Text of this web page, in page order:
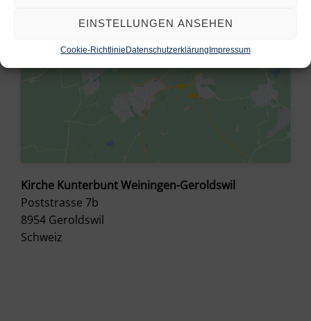
EINSTELLUNGEN ANSEHEN
Cookie-RichtlinieDatenschutzerklärungImpressum
Kirche Kunterbunt Weiningen-Geroldswil
Poststrasse 7b
8954 Geroldswil
Schweiz